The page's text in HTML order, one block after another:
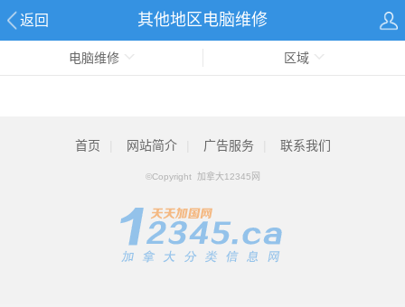
返回 其他地区电脑维修
电脑维修 区域
首页 网站简介 广告服务 联系我们
©Copyright 加拿大12345网